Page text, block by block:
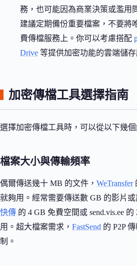
務，也可能因為商業決策或濫用
建議定期備份重要檔案，不要將
費傳檔服務上。你可以考慮搭配
Drive 等提供加密功能的雲端儲存
加密傳檔工具選擇指南
選擇加密傳檔工具時，可以從以下幾個
檔案大小與傳輸頻率
偶爾傳送幾十 MB 的文件， WeTransfer
就夠用。經常需要傳送數 GB 的影片或
快傳 的 4 GB 免費空間或 send.vis.ee
用。超大檔案需求， FastSend 的 P2P
制。